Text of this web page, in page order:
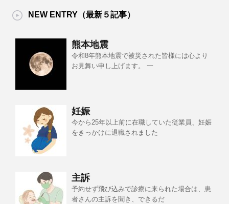
NEW ENTRY（最新５記事）
熊本地震
令和8年熊本地震で被災された皆様には心より
お見舞い申し上げます。 一
妊娠
今から25年以上前に在職していた従業員、妊娠
をきっかけに退職されました
主訴
予約せず飛び込みで診療に来られた場合は、患
者さんの主訴を聞き、できるだ